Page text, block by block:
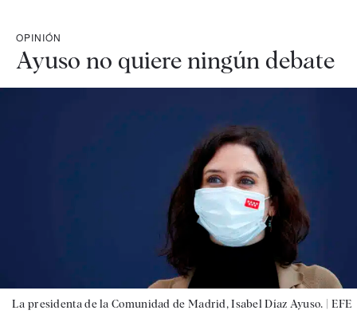
OPINIÓN
Ayuso no quiere ningún debate
La presidenta de la Comunidad de Madrid, Isabel Díaz Ayuso. | EFE